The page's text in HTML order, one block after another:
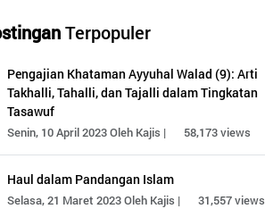
Terpopuler
Pengajian Khataman Ayyuhal Walad (9): Arti
Takhalli, Tahalli, dan Tajalli dalam Tingkatan
Tasawuf
Senin, 10 April 2023 Oleh Kajis | 58,173 views
Haul dalam Pandangan Islam
Selasa, 21 Maret 2023 Oleh Kajis | 31,557 views